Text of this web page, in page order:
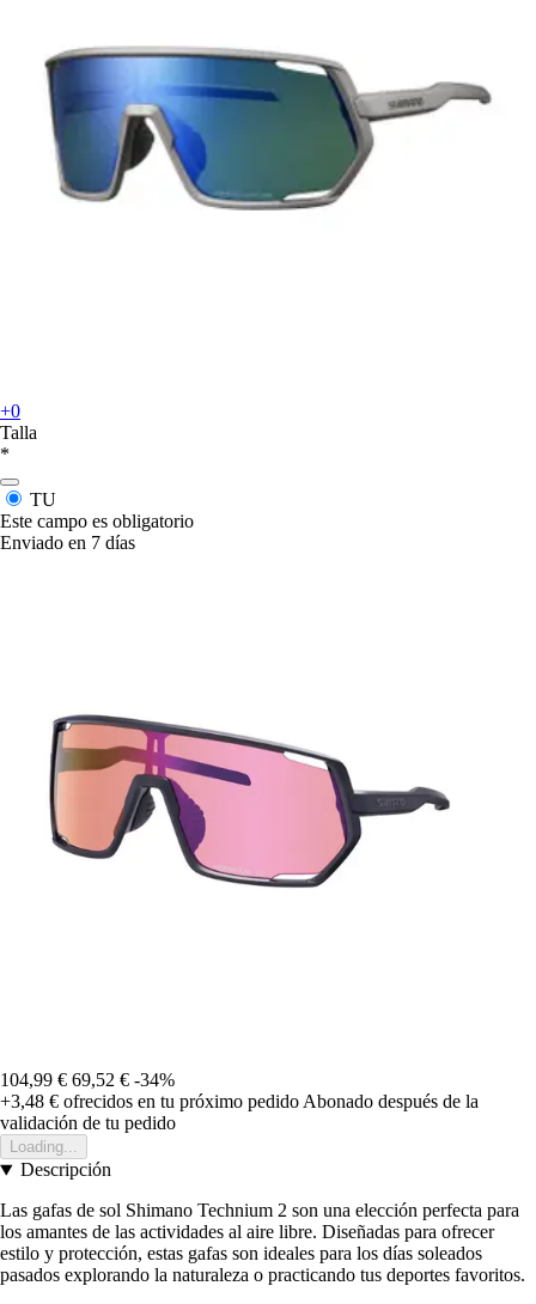
+0
Talla
*
TU
Este campo es obligatorio
Enviado en 7 días
104,99 € 69,52 € -34%
+3,48 € ofrecidos en tu próximo pedidoAbonado después de la
validación de tu pedido
Loading...
Descripción
Las gafas de sol Shimano Technium 2 son una elección perfecta para
los amantes de las actividades al aire libre. Diseñadas para ofrecer
estilo y protección, estas gafas son ideales para los días soleados
pasados explorando la naturaleza o practicando tus deportes favoritos.